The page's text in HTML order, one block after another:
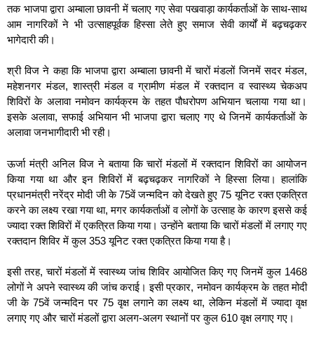
तक भाजपा द्वारा अम्बाला छावनी में चलाए गए सेवा पखवाड़ा कार्यकर्ताओं के साथ-साथ
आम नागरिकों ने भी उत्साहपूर्वक हिस्सा लेते हुए समाज सेवी कार्यों में बढ़चढ़कर
भागेदारी की।
श्री विज ने कहा कि भाजपा द्वारा अम्बाला छावनी में चारों मंडलों जिनमें सदर मंडल,
महेशनगर मंडल, शास्त्री मंडल व ग्रामीण मंडल में रक्तदान व स्वास्थ्य चेकअप
शिविरों के अलावा नमोवन कार्यक्रम के तहत पौधरोपण अभियान चलाया गया था।
इसके अलावा, सफाई अभियान भी भाजपा द्वारा चलाए गए थे जिनमें कार्यकर्ताओं के
अलावा जनभागीदारी भी रही।
ऊर्जा मंत्री अनिल विज ने बताया कि चारों मंडलों में रक्तदान शिविरों का आयोजन
किया गया था और इन शिविरों में बढ़चढ़कर नागरिकों ने हिस्सा लिया। हालांकि
प्रधानमंत्री नरेंद्र मोदी जी के 75वें जन्मदिन को देखते हुए 75 यूनिट रक्त एकत्रित
करने का लक्ष्य रखा गया था, मगर कार्यकर्ताओं व लोगों के उत्साह के कारण इससे कई
ज्यादा रक्त शिविरों में एकत्रित किया गया। उन्होंने बताया कि चारों मंडलों में लगाए गए
रक्तदान शिविर में कुल 353 यूनिट रक्त एकत्रित किया गया है।
इसी तरह, चारों मंडलों में स्वास्थ्य जांच शिविर आयोजित किए गए जिनमें कुल 1468
लोगों ने अपने स्वास्थ्य की जांच कराई। इसी प्रकार, नमोवन कार्यक्रम के तहत मोदी
जी के 75वें जन्मदिन पर 75 वृक्ष लगाने का लक्ष्य था, लेकिन मंडलों में ज्यादा वृक्ष
लगाए गए और चारों मंडलों द्वारा अलग-अलग स्थानों पर कुल 610 वृक्ष लगाए गए।